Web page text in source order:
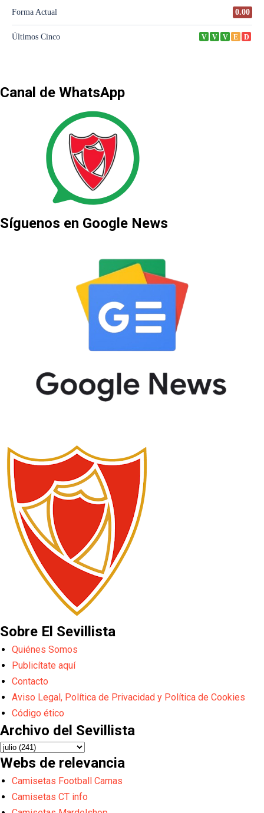
Canal de WhatsApp
Síguenos en Google News
Sobre El Sevillista
Quiénes Somos
Publicítate aquí
Contacto
Aviso Legal, Política de Privacidad y Política de Cookies
Código ético
Archivo del Sevillista
Webs de relevancia
Camisetas Football Camas
Camisetas CT info